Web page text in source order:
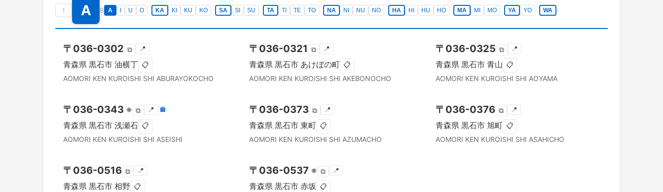
↑ A 8 A U O KA KI KU KO SA SI SU TA TI TE TO NA NI NU NO HA HI HU HO MA MI MO YA YO WA
〒 036-0302 ⧉ 📍
青森県 黒石市 油横丁 📋
AOMORI KEN KUROISHI SHI ABURAYOKOCHO
〒 036-0321 ⧉ 📍
青森県 黒石市 あけぼの町 📋
AOMORI KEN KUROISHI SHI AKEBONOCHO
〒 036-0325 ⧉ 📍
青森県 黒石市 青山 📋
AOMORI KEN KUROISHI SHI AOYAMA
〒 036-0343 ※ ⧉ 📍 🏣
青森県 黒石市 浅瀬石 📋
AOMORI KEN KUROISHI SHI ASEISHI
〒 036-0373 ⧉ 📍
青森県 黒石市 東町 📋
AOMORI KEN KUROISHI SHI AZUMACHO
〒 036-0376 ⧉ 📍
青森県 黒石市 旭町 📋
AOMORI KEN KUROISHI SHI ASAHICHO
〒 036-0516 ⧉ 📍
青森県 黒石市 相野 📋
〒 036-0537 ※ ⧉ 📍
青森県 黒石市 赤坂 📋